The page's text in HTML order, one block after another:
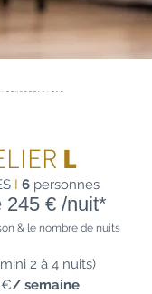
L
245 €/nuit*
& le nombre de nuits
2 à 4 nuits)
€/ semaine
I 6 personnes